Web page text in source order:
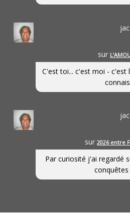
sur
C'est toi... c'est moi -
sur2026 entre
Par curiosité j'ai regardé
conquêtes